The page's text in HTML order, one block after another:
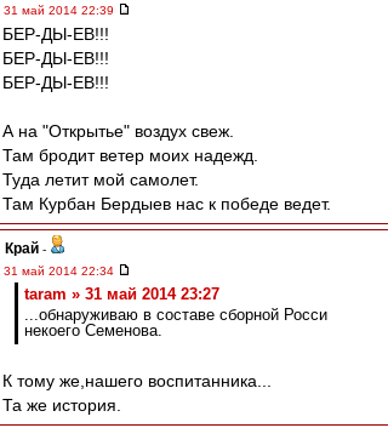
31 май 2014 22:39
БЕР-ДЫ-ЕВ!!!
БЕР-ДЫ-ЕВ!!!
БЕР-ДЫ-ЕВ!!!
А на "Открытье" воздух свеж.
Там бродит ветер моих надежд.
Туда летит мой самолет.
Там Курбан Бердыев нас к победе ведет.
Край -
31 май 2014 22:34
taram » 31 май 2014 23:27
...обнаруживаю в составе сборной Росси
некоего Семенова.
К тому же,нашего воспитанника...
Та же история.